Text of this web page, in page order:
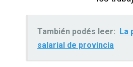
También podés leer: La
salarial de provincia